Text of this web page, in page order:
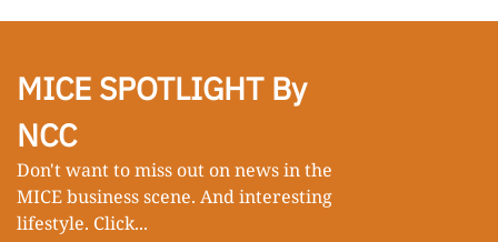
MICE SPOTLIGHT By
NCC
Don't want to miss out on news in the
MICE business scene. And interesting
lifestyle. Click...